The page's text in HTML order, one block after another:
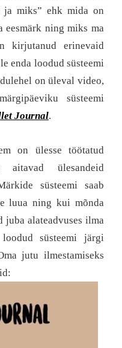
ja miks” ehk mida on
eesmärk ning miks ma
kirjutanud erinevaid
enda loodud süsteemi
on üleval video,
süsteemi
Journal.
on ülesse töötatud
aitavad ülesandeid
süsteemi saab
luua ning kui mõnda
juba alateadvuses ilma
süsteemi järgi
jutu ilmestamiseks